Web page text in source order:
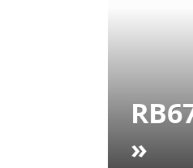
»